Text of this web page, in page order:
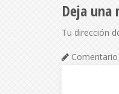
Deja una
Tu dirección
Comentario